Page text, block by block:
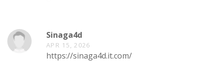
Sinaga4d
APR 15, 2026
https://sinaga4d.it.com/